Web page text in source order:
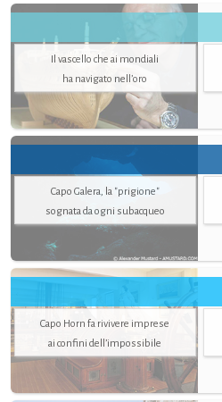
Il vascello che ai mondiali
ha navigato nell’oro
Capo Galera, la "prigione"
sognata da ogni subacqueo
Capo Horn fa rivivere imprese
ai confini dell’impossibile